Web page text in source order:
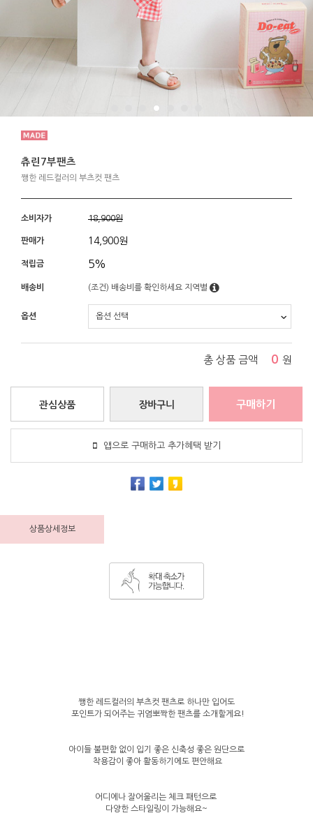
츄린7부팬츠
쨍한 레드컬러의 부츠컷 팬츠
소비자가 18,900원
판매가 14,900원
적립금 5%
배송비 (조건) 배송비를 확인하세요 지역별
옵션
총 상품 금액 0 원
장바구니
관심상품 구매하기
앱으로 구매하고 추가혜택 받기
상품상세정보
쨍한 레드컬러의 부츠컷 팬츠로 하나만 입어도
포인트가 되어주는 귀염뽀짝한 팬츠를 소개할게요!
아이들 불편함 없이 입기 좋은 신축성 좋은 원단으로
착용감이 좋아 활동하기에도 편안해요
어디에나 잘어울리는 체크 패턴으로
다양한 스타일링이 가능해요~